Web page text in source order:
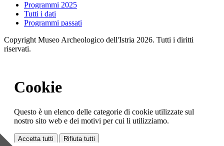
Programmi 2025
Tutti i dati
Programmi passati
Copyright Museo Archeologico dell'Istria 2026. Tutti i diritti
riservati.